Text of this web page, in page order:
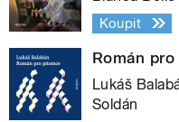
Koupit
Román
Lukáš
Soldán